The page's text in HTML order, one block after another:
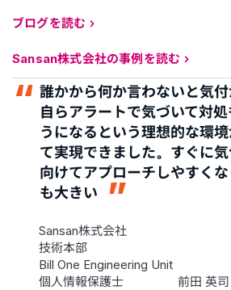
ブログを読む
Sansan株式会社の事例を読む
誰かから何か言わないと気付
自らアラートで気づいて対
うになるという理想的な環
て実現できました。すぐに
向けてアプローチしやすく
も大きい
Sansan株式会社
技術本部
Bill One Engineering Unit
個人情報保護士
前田 英